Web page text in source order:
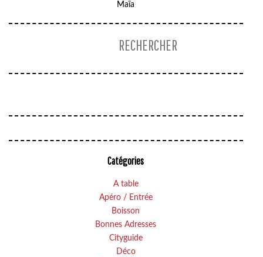
Maïa
Catégories
A table
Apéro / Entrée
Boisson
Bonnes Adresses
Cityguide
Déco